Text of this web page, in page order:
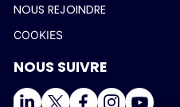
NOUS REJOINDRE
COOKIES
NOUS SUIVRE